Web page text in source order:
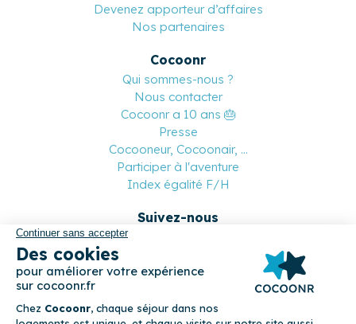
Devenez apporteur d’affaires
Nos partenaires
Cocoonr
Qui sommes-nous ?
Nous contacter
Cocoonr a 10 ans 🎂
Presse
Cocooneur, Cocoonair, ...
Participer à l'aventure
Index égalité F/H
Suivez-nous